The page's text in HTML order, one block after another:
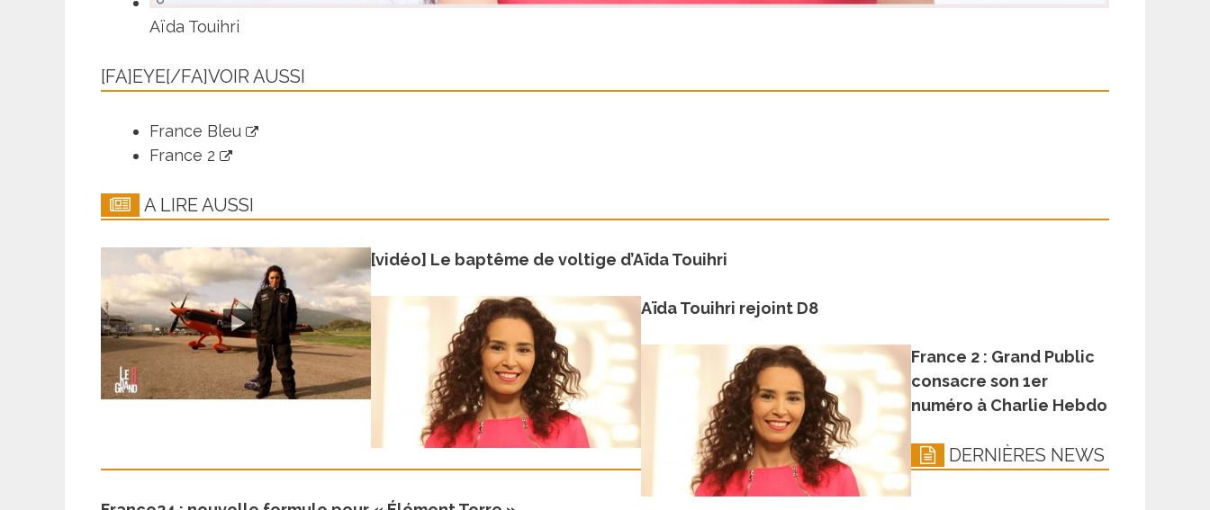
Aïda Touihri
[FA]EYE[/FA]VOIR AUSSI
France Bleu
France 2
A LIRE AUSSI
[vidéo] Le baptême de voltige d’Aïda Touihri
Aïda Touihri rejoint D8
France 2 : Grand Public
consacre son 1er
numéro à Charlie Hebdo
DERNIÈRES NEWS